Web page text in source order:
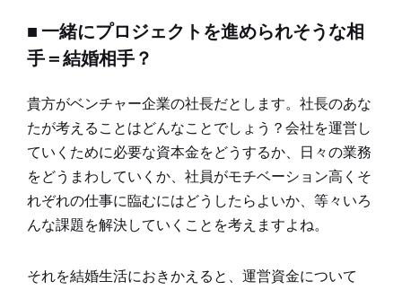
■ 一緒にプロジェクトを進められそうな相
手＝結婚相手？
貴方がベンチャー企業の社長だとします。社長のあな
たが考えることはどんなことでしょう？会社を運営し
ていくために必要な資本金をどうするか、日々の業務
をどうまわしていくか、社員がモチベーション高くそ
れぞれの仕事に臨むにはどうしたらよいか、等々いろ
んな課題を解決していくことを考えますよね。
それを結婚生活におきかえると、運営資金について